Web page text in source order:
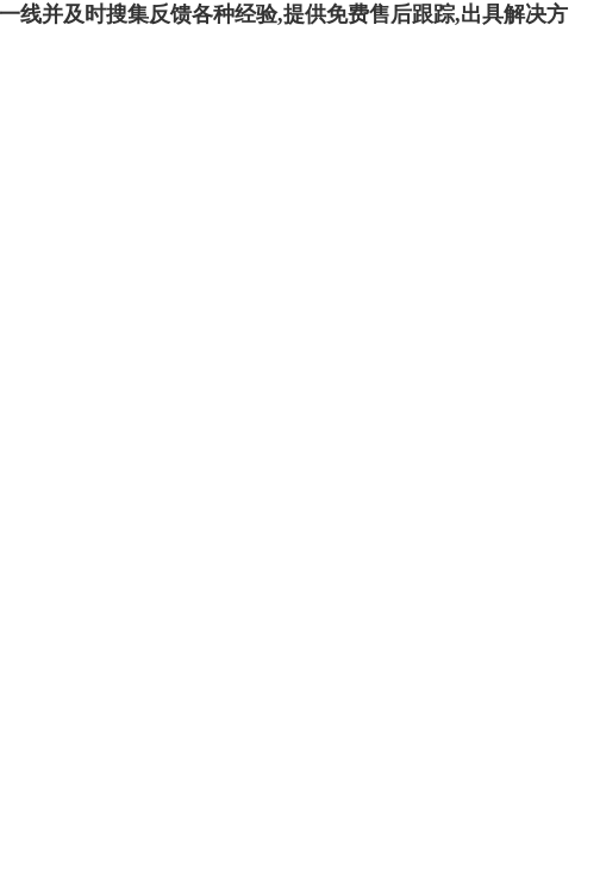
并及时搜集反馈各种经验,提供免费售后跟踪,出具解决方